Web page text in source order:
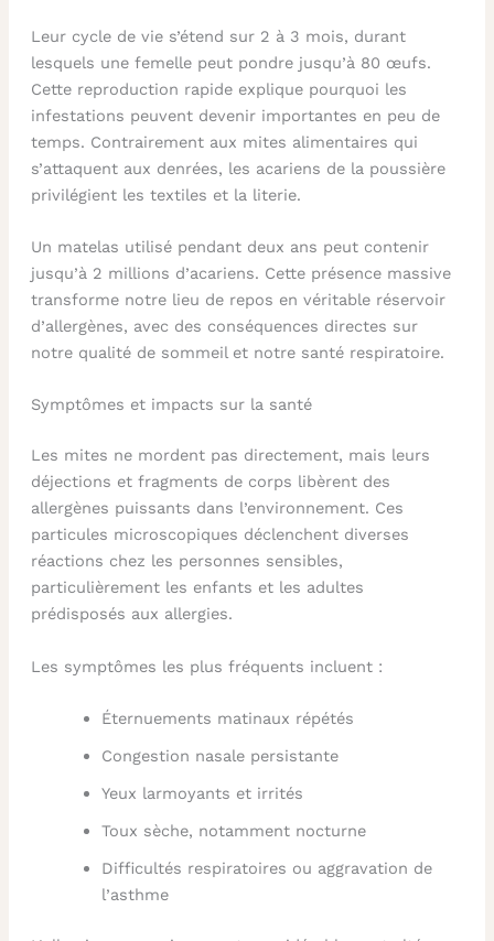
Leur cycle de vie s’étend sur 2 à 3 mois, durant
lesquels une femelle peut pondre jusqu’à 80 œufs.
Cette reproduction rapide explique pourquoi les
infestations peuvent devenir importantes en peu de
temps. Contrairement aux mites alimentaires qui
s’attaquent aux denrées, les acariens de la poussière
privilégient les textiles et la literie.
Un matelas utilisé pendant deux ans peut contenir
jusqu’à 2 millions d’acariens. Cette présence massive
transforme notre lieu de repos en véritable réservoir
d’allergènes, avec des conséquences directes sur
notre qualité de sommeil et notre santé respiratoire.
Symptômes et impacts sur la santé
Les mites ne mordent pas directement, mais leurs
déjections et fragments de corps libèrent des
allergènes puissants dans l’environnement. Ces
particules microscopiques déclenchent diverses
réactions chez les personnes sensibles,
particulièrement les enfants et les adultes
prédisposés aux allergies.
Les symptômes les plus fréquents incluent :
Éternuements matinaux répétés
Congestion nasale persistante
Yeux larmoyants et irrités
Toux sèche, notamment nocturne
Difficultés respiratoires ou aggravation de
l’asthme